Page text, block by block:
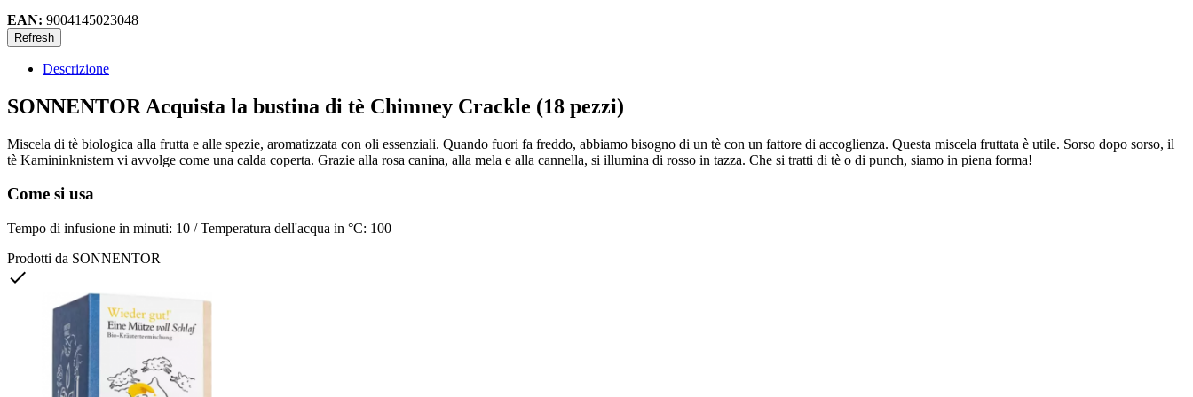
EAN: 9004145023048
Descrizione
SONNENTOR Acquista la bustina di tè Chimney Crackle (18 pezzi)
Miscela di tè biologica alla frutta e alle spezie, aromatizzata con oli essenziali. Quando fuori fa freddo, abbiamo bisogno di un tè con un fattore di accoglienza. Questa miscela fruttata è utile. Sorso dopo sorso, il
tè Kamininknistern vi avvolge come una calda coperta. Grazie alla rosa canina, alla mela e alla cannella, si illumina di rosso in tazza. Che si tratti di tè o di punch, siamo in piena forma!
Come si usa
Tempo di infusione in minuti: 10 / Temperatura dell'acqua in °C: 100
Prodotti da SONNENTOR
